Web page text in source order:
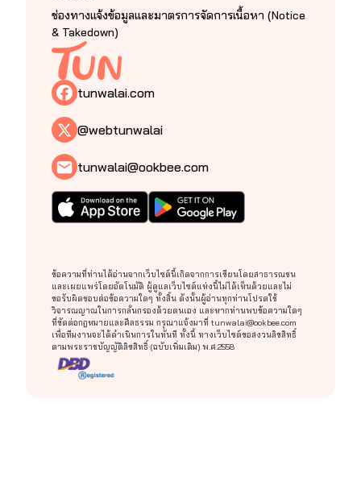
ช่องทางแจ้งข้อมูลและมาตรการจัดการเนื้อหา (Notice
& Takedown)
tunwalai.com
@webtunwalai
tunwalai@ookbee.com
ข้อความที่ท่านได้อ่านจากเว็บไซต์นี้เกิดจากการเขียนโดยสาธารณชน
และเผยแพร่โดยอัตโนมัติ ผู้ดูแลเว็บไซต์แห่งนี้ไม่ได้เห็นด้วยและไม่
ขอรับผิดชอบต่อข้อความใดๆ ทั้งสิ้น ดังนั้นผู้อ่านทุกท่านโปรดใช้
วิจารณญาณในการกลั่นกรองด้วยตนเอง และหากท่านพบข้อความใดๆ
ที่ขัดต่อกฎหมายและศีลธรรม กรุณาแจ้งมาที่ tunwalai@ookbee.com
เพื่อทีมงานจะได้ดำเนินการในทันที ทั้งนี้ ทางเว็บไซต์ขอสงวนลิขสิทธิ์
ตามพระราชบัญญัติลิขสิทธิ์ (ฉบับเพิ่มเติม) พ.ศ.2558